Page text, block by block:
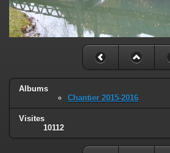
Albums
Chantier 2015-2016
Visites
10112